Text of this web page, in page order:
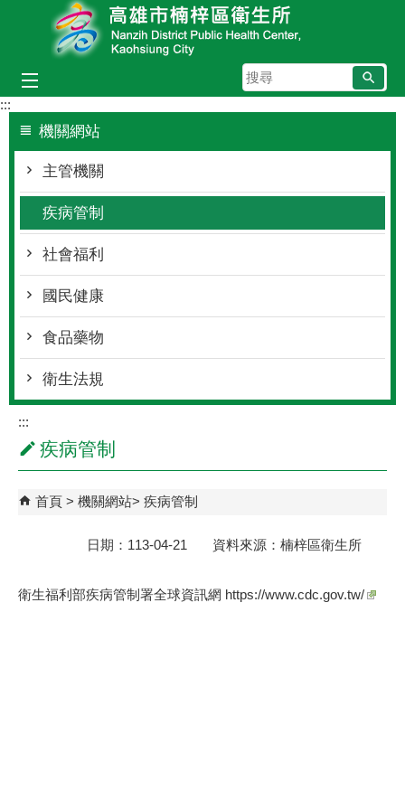
跳到主要內容區塊
搜
尋
:::
機關網站
主管機關
疾病管制
社會福利
國民健康
食品藥物
衛生法規
:::
疾病管制
首頁 機關網站 疾病管制
日期：113-04-21 資料來源：楠梓區衛生所
衛生福利部疾病管制署全球資訊網 https://www.cdc.gov.tw/